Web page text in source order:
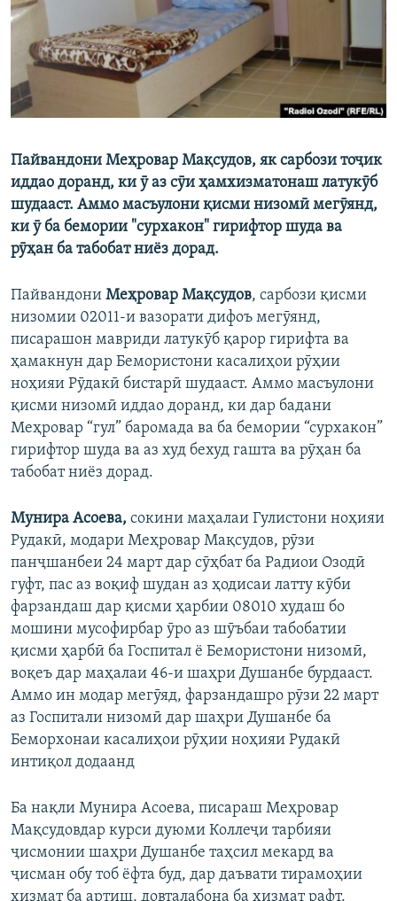
ГУЗОРИШҲОИ РАДИОӢ
Русский
ПАЙГИРӢ КУНЕД
Ҳамаи сомонаҳои RFE/RL
Пайвандони Меҳровар Мақсудов, як сарбози тоҷик
иддао доранд, ки ӯ аз сӯи ҳамхизматонаш латукӯб
шудааст. Аммо масъулони қисми низомӣ мегӯянд,
ки ӯ ба бемории "сурхакон" гирифтор шуда ва
рӯҳан ба табобат ниёз дорад.
Пайвандони Меҳровар Мақсудов, сарбози қисми
низомии 02011-и вазорати дифоъ мегӯянд,
писарашон мавриди латукӯб қарор гирифта ва
ҳамакнун дар Бемористони касалиҳои рӯҳии
ноҳияи Рӯдакӣ бистарӣ шудааст. Аммо масъулони
қисми низомӣ иддао доранд, ки дар бадани
Меҳровар “гул” баромада ва ба бемории “сурхакон”
гирифтор шуда ва аз худ бехуд гашта ва рӯҳан ба
табобат ниёз дорад.
Мунира Асоева, сокини маҳалаи Гулистони ноҳияи
Рудакӣ, модари Меҳровар Мақсудов, рӯзи
панҷшанбеи 24 март дар сӯҳбат ба Радиои Озодӣ
гуфт, пас аз воқиф шудан аз ҳодисаи латту кӯби
фарзандаш дар қисми ҳарбии 08010 худаш бо
мошини мусофирбар ӯро аз шӯъбаи табобатии
қисми ҳарбӣ ба Госпитал ё Бемористони низомӣ,
воқеъ дар маҳалаи 46-и шаҳри Душанбе бурдааст.
Аммо ин модар мегӯяд, фарзандашро рӯзи 22 март
аз Госпитали низомӣ дар шаҳри Душанбе ба
Беморхонаи касалиҳои рӯҳии ноҳияи Рудакӣ
интиқол додаанд
Ба нақли Мунира Асоева, писараш Меҳровар
Мақсудовдар курси дуюми Коллеҷи тарбияи
ҷисмонии шаҳри Душанбе таҳсил мекард ва
ҷисман обу тоб ёфта буд, дар даъвати тирамоҳии
хизмат ба артиш, довталабона ба хизмат рафт.